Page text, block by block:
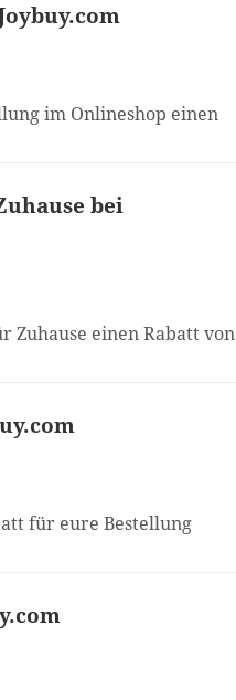
im Onlineshop einen
bei
Zuhause einen Rabatt von
für eure Bestellung